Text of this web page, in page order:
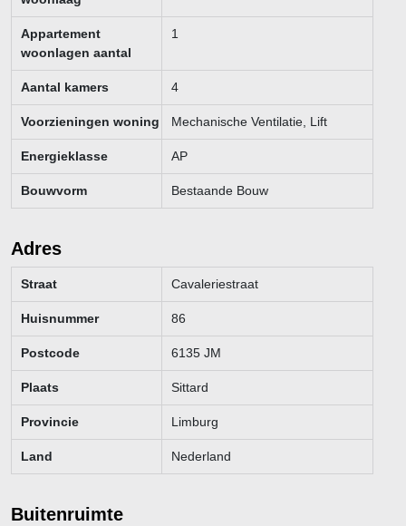
Appartement
woonlagen aantal
1
Aantal kamers 4
Voorzieningen woning Mechanische Ventilatie, Lift
Energieklasse AP
Bouwvorm Bestaande Bouw
Adres
Straat Cavaleriestraat
Huisnummer 86
Postcode 6135 JM
Plaats Sittard
Provincie Limburg
Land Nederland
Buitenruimte